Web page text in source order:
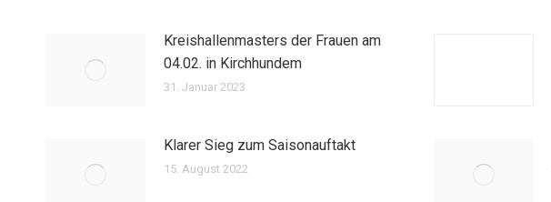
Kreishallenmasters der Frauen am
04.02. in Kirchhundem
31. Januar 2023
Klarer Sieg zum Saisonauftakt
15. August 2022